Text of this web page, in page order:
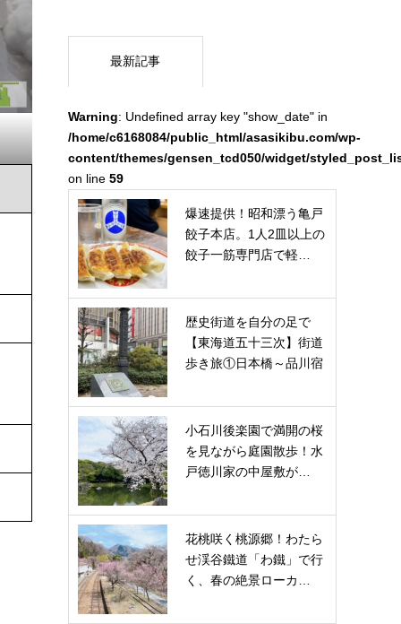
最新記事
Warning: Undefined array key "show_date" in
/home/c6168084/public_html/asasikibu.com/wp-
content/themes/gensen_tcd050/widget/
on line 59
爆速提供！昭和漂う亀戸
餃子本店。1人2皿以上の
餃子一筋専門店で軽…
歴史街道を自分の足で
【東海道五十三次】街道
歩き旅①日本橋～品川宿
小石川後楽園で満開の桜
を見ながら庭園散歩！水
戸徳川家の中屋敷が…
花桃咲く桃源郷！わたら
せ渓谷鐵道「わ鐵」で行
く、春の絶景ローカ…